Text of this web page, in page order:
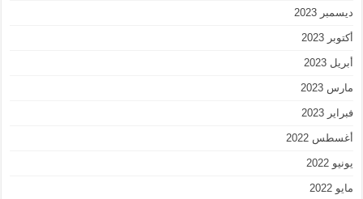
ديسمبر 2023
أكتوبر 2023
أبريل 2023
مارس 2023
فبراير 2023
أغسطس 2022
يونيو 2022
مايو 2022